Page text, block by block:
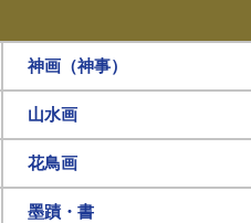
神画（神事）
山水画
花鳥画
墨蹟・書